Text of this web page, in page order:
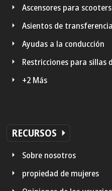
Ascensores para
Asientos de
Ayudas a la conducción
Restricciones para sillas
+2 Más
RECURSOS
Sobre nosotros
propiedad de mujeres